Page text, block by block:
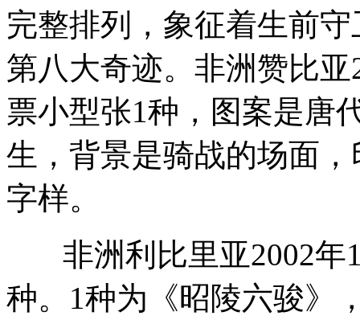
完整排列，象征着生前
第八大奇迹。非洲赞比
票小型张1种，图案是唐
生，背景是骑战的场面，
字样。
非洲利比里亚2002年1
种。1种为《昭陵六骏》